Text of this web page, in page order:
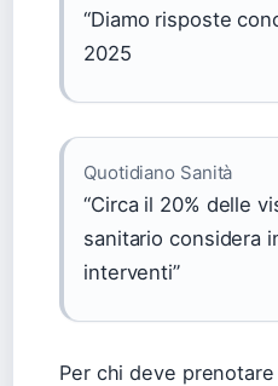
“Diamo risposte
2025
Quotidiano Sanità
“Circa il 20% delle
sanitario considera
interventi”
Per chi deve